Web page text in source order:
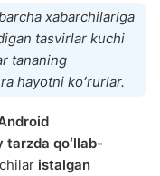
xabarchilariga
tasvirlar kuchi
tananing
hayotni koʻrurlar.
qoʻllab-
istalgan